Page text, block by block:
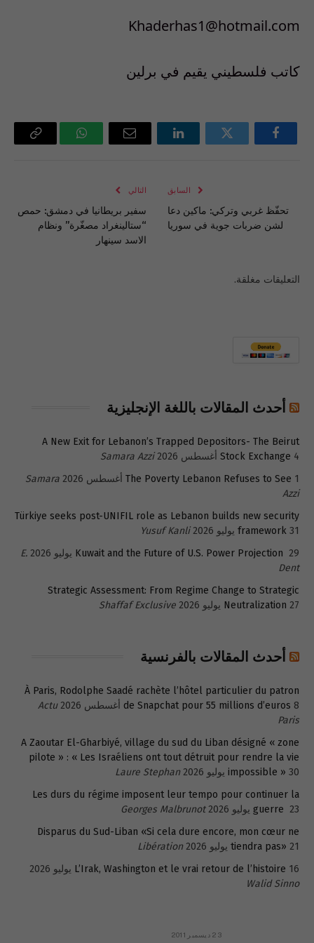
Khaderhas1@hotmail.com
كاتب فلسطيني يقيم في برلين
فيسبوك تويتر لينكدإن
البريد
واتساب Copy
السابق
تحفّظ غربي وتركي: ماكين دعا
لشن ضربات جوية في سوريا
التالي
سفير بريطانيا في دمشق: حمص
“ستالينغراد مصغّرة” ونظام
الاسد سينهار
التعليقات مغلقة.
أحدث المقالات باللغة الإنجليزية
A New Exit for Lebanon’s Trapped Depositors- The Beirut
Stock Exchange 4 أغسطس 2026
Samara Azzi
The Poverty Lebanon Refuses to See 1 أغسطس 2026
Samara
Azzi
Türkiye seeks post-UNIFIL role as Lebanon builds new security
framework 31 يوليو 2026
Yusuf Kanli
Kuwait and the Future of U.S. Power Projection 29 يوليو 2026
E.
Dent
Strategic Assessment: From Regime Change to Strategic
Neutralization 27 يوليو 2026 Shaffaf Exclusive
أحدث المقالات بالفرنسية
À Paris, Rodolphe Saadé rachète l’hôtel particulier du patron
de Snapchat pour 55 millions d’euros 8 أغسطس 2026
Actu
Paris
A Zaoutar El-Gharbiyé, village du sud du Liban désigné « zone
pilote » : « Les Israéliens ont tout détruit pour rendre la vie
impossible » 30 يوليو 2026
Laure Stephan
Les durs du régime imposent leur tempo pour continuer la
guerre 23 يوليو 2026
Georges Malbrunot
Disparus du Sud-Liban «Si cela dure encore, mon cœur ne
tiendra pas» 21 يوليو 2026
Libération
L’Irak, Washington et le vrai retour de l’histoire 16 يوليو 2026
Walid Sinno
23 ديسمبر 2011